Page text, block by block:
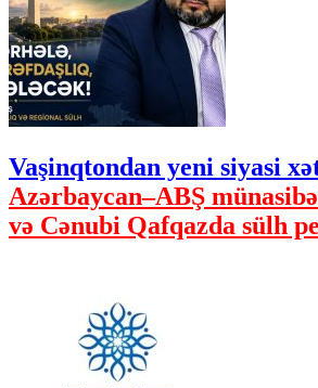
Vaşinqtondan yeni siyasi
Azərbaycan–ABŞ
və Cənubi Qafqazda sülh